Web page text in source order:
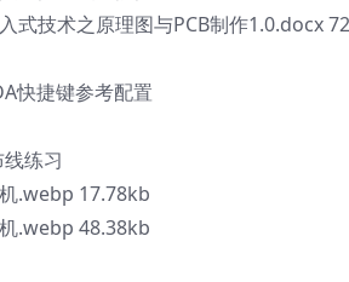
技术之原理图与PCB制作1.0.docx
快捷键参考配置
练习
.webp 17.78kb
.webp 48.38kb